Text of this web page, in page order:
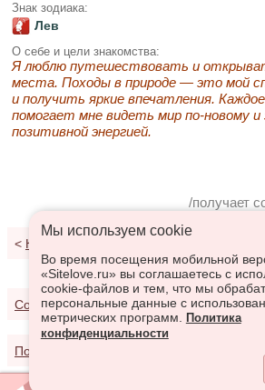
Знак зодиака:
Лев
О себе и цели знакомства:
Я люблю путешествовать и
места. Походы в природе — это мой
и получить яркие впечатления.
помогает мне видеть мир по-новому и
позитивной энергией.
/получает
< К результатам поиска
Соглашение о предоставлении услуг
Политика конфиденциальности
Мы используем сookie
Во время посещения мобильной
«Sitelove.ru» вы соглашаетесь с
cookie-файлов и тем, что мы
персональные данные с
метрических программ.
Политика
конфиденциальности